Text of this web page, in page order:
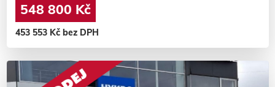
548 800 Kč
453 553 Kč bez DPH